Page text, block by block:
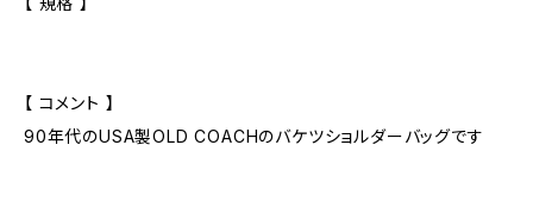
【 コメント 】
90年代のUSA製OLD COACHのバケツショルダーバッグです